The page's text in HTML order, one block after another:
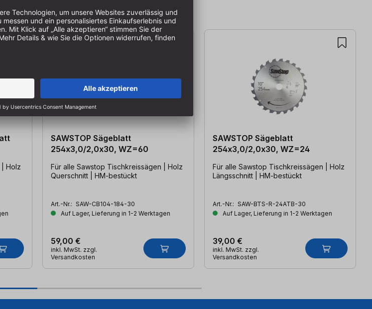
Holz
SAWSTOP Sägeblatt
254x3,0/2,0x30, WZ=60
Für alle Sawstop Tischkreissägen | Holz
Querschnitt | HM-bestückt
Art.-Nr.: SAW-CB104-184-30
Auf Lager, Lieferung in 1-2 Werktagen
59,00 €
inkl. MwSt. zzgl.
Versandkosten
SAWSTOP Sägeblatt
254x3,0/2,0x30, WZ=24
Für alle Sawstop Tischkreissägen | Holz
Längsschnitt | HM-bestückt
Art.-Nr.: SAW-BTS-R-24ATB-30
Auf Lager, Lieferung in 1-2 Werktagen
39,00 €
inkl. MwSt. zzgl.
Versandkosten